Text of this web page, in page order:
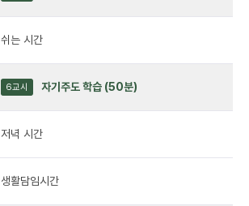
쉬는 시간
6교시 자기주도 학습 (50분)
저녁 시간
생활담임시간